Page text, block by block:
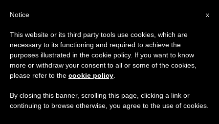
x
Notice
This website or its third party tools use cookies, which are
necessary to its functioning and required to achieve the
purposes illustrated in the cookie policy. If you want to know
more or withdraw your consent to all or some of the cookies,
please refer to the cookie policy
By closing this banner, scrolling this page, clicking a link or
continuing to browse otherwise, you agree to the use of cookies.